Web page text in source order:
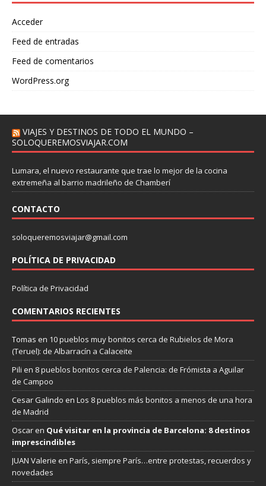
Acceder
Feed de entradas
Feed de comentarios
WordPress.org
VIAJES Y DESTINOS DE TODO EL MUNDO –
SOLOQUEREMOSVIAJAR.COM
Lumara, el nuevo restaurante que trae lo mejor de la cocina
extremeña al barrio madrileño de Chamberí
CONTACTO
soloqueremosviajar@gmail.com
POLÍTICA DE PRIVACIDAD
Política de Privacidad
COMENTARIOS RECIENTES
Tomas en 10 pueblos muy bonitos cerca de Rubielos de Mora
(Teruel): de Albarracín a Calaceite
Pili en 8 pueblos bonitos cerca de Palencia: de Frómista a Aguilar
de Campoo
Cesar Galindo en Los 8 pueblos más bonitos a menos de una hora
de Madrid
Oscaren Qué visitar en la provincia de Barcelona: 8 destinos
imprescindibles
JUAN Valerie en París, siempre París…entre protestas, recuerdos y
novedades